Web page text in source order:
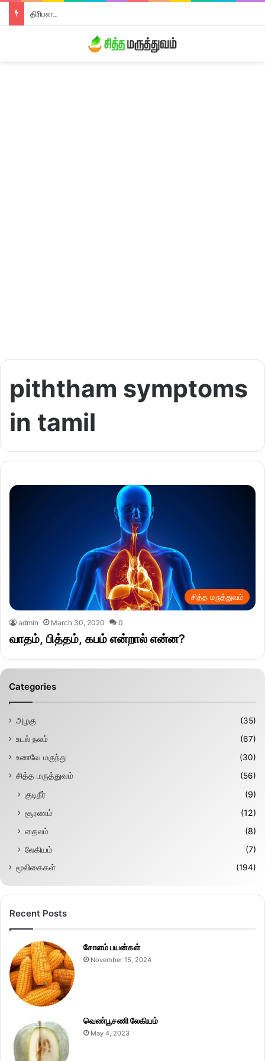
திரிபலா லேகியம்
piththam symptoms
in tamil
சித்த மருத்துவம்
admin March 30, 2020 0
வாதம், பித்தம், கபம் என்றால் என்ன?
Categories
அழகு
(35)
உடல் நலம்
(67)
உணவே மருந்து
(30)
சித்த மருத்துவம்
(56)
குடிநீர்
(9)
சூரணம்
(12)
தைலம்
(8)
லேகியம்
(7)
மூலிகைகள் (194)
Recent Posts
சோளம் பயன்கள்
November 15, 2024
வெண்பூசணி லேகியம்
May 4, 2023